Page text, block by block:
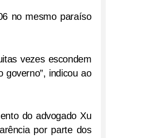
no mesmo paraíso
vezes escondem
governo”, indicou ao
do advogado Xu
por parte dos